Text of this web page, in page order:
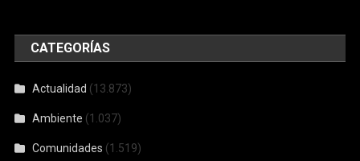
CATEGORÍAS
Actualidad (13.873)
Ambiente (1.037)
Comunidades (1.519)